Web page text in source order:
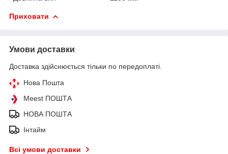
Приховати
Умови доставки
Доставка здійснюється тільки по передоплаті.
Нова Пошта
Meest ПОШТА
НОВА ПОШТА
Інтайм
Всі умови доставки